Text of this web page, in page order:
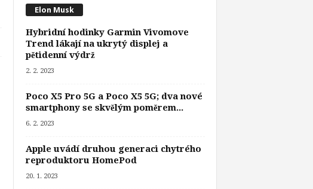
Elon Musk
Hybridní hodinky Garmin Vivomove
Trend lákají na ukrytý displej a
pětidenní výdrž
2. 2. 2023
Poco X5 Pro 5G a Poco X5 5G; dva nové
smartphony se skvělým poměrem...
6. 2. 2023
Apple uvádí druhou generaci chytrého
reproduktoru HomePod
20. 1. 2023